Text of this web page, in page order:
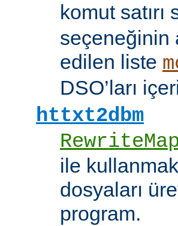
komut
seçeneğinin
edilen liste
DSO’ları
httxt2dbm
RewriteMap
ile
dosyaları
program.